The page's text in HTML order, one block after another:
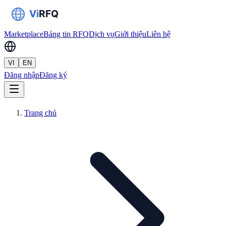
MarketplaceBảng tin RFQDịch vụGiới thiệuLiên hệ
VI EN
Đăng nhậpĐăng ký
Trang chủ